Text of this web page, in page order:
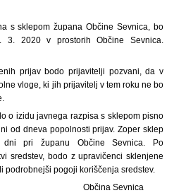
s sklepom župana Občine Sevnica, bo
3. 2020 v prostorih Občine Sevnica.
prijav bodo prijavitelji pozvani, da v
vloge, ki jih prijavitelj v tem roku ne bo
o izidu javnega razpisa s sklepom pisno
od dneva popolnosti prijav. Zoper sklep
pri županu Občine Sevnica. Po
sredstev, bodo z upravičenci sklenjene
podrobnejši pogoji koriščenja sredstev.
Občina Sevnica